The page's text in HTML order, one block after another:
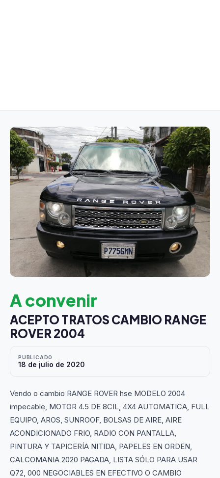
A convenir
ACEPTO TRATOS CAMBIO RANGE
ROVER 2004
PUBLICADO
18 de julio de 2020
Vendo o cambio RANGE ROVER hse MODELO 2004
impecable, MOTOR 4.5 DE 8CIL, 4X4 AUTOMATICA, FULL
EQUIPO, AROS, SUNROOF, BOLSAS DE AIRE, AIRE
ACONDICIONADO FRIO, RADIO CON PANTALLA,
PINTURA Y TAPICERÍA NITIDA, PAPELES EN ORDEN,
CALCOMANIA 2020 PAGADA, LISTA SÓLO PARA USAR
Q72, 000 NEGOCIABLES EN EFECTIVO O CAMBIO